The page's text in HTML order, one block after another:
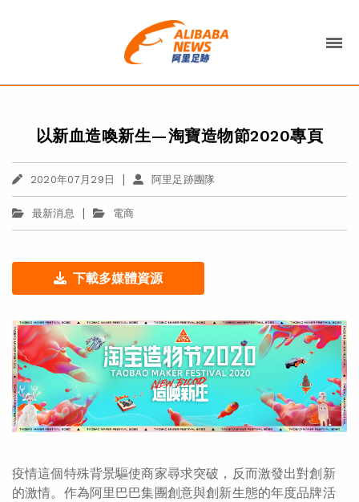
以新血造喚新生—淘寶造物節2020專頁
2020年07月29日 | 阿里足跡團隊
最新消息 | 電商
下載多媒體資源
疫情這個特殊背景驅使商家尋求突破，反而激發出對創新
的激情。作為阿里巴巴集團創意與創新生態的年度品牌活